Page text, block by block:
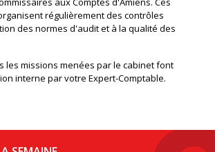
régulièrement des contrôles
des normes d'audit et à la qualité des
les missions menées par le cabinet font
interne par votre Expert-Comptable.